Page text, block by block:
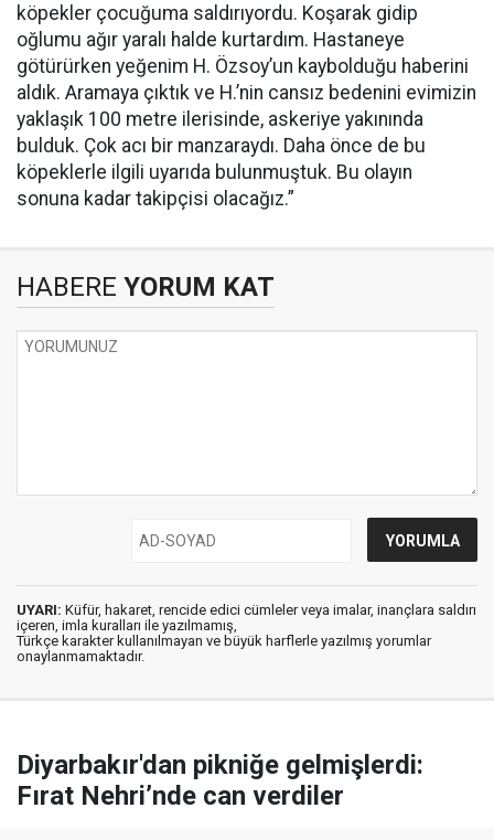
köpekler çocuğuma saldırıyordu. Koşarak gidip
oğlumu ağır yaralı halde kurtardım. Hastaneye
götürürken yeğenim H. Özsoy’un kaybolduğu haberini
aldık. Aramaya çıktık ve H.’nin cansız bedenini evimizin
yaklaşık 100 metre ilerisinde, askeriye yakınında
bulduk. Çok acı bir manzaraydı. Daha önce de bu
köpeklerle ilgili uyarıda bulunmuştuk. Bu olayın
sonuna kadar takipçisi olacağız.”
HABERE YORUM KAT
UYARI: Küfür, hakaret, rencide edici cümleler veya imalar, inançlara saldırı
içeren, imla kuralları ile yazılmamış,
Türkçe karakter kullanılmayan ve büyük harflerle yazılmış yorumlar
onaylanmamaktadır.
Diyarbakır'dan pikniğe gelmişlerdi:
Fırat Nehri’nde can verdiler